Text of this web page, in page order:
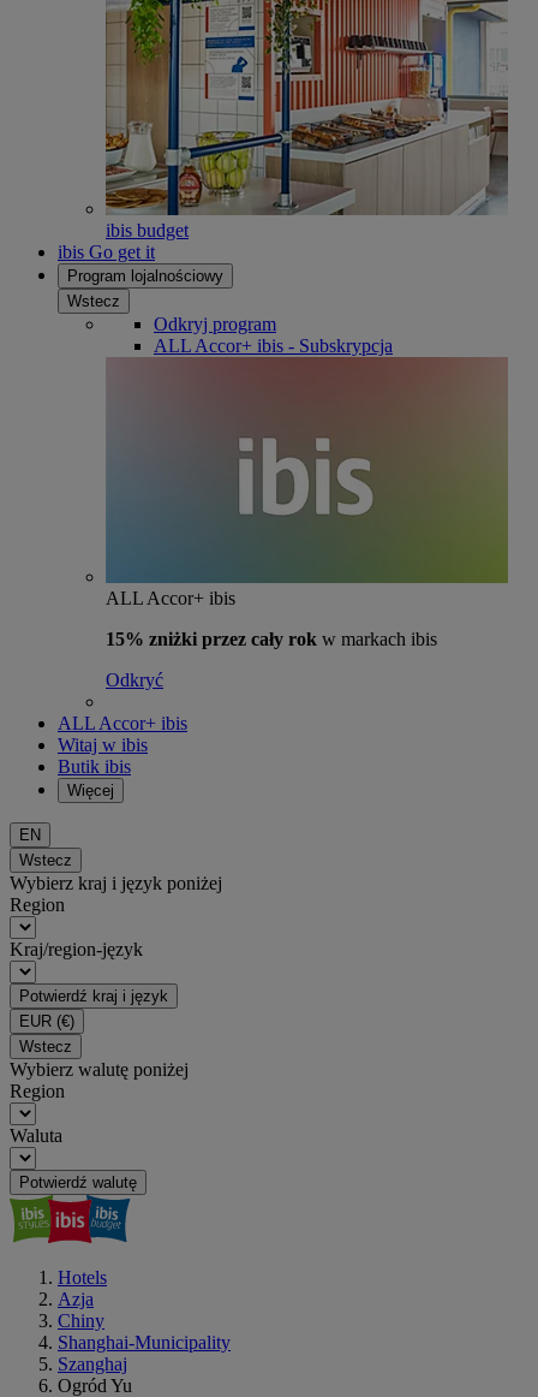
ibis budget
ibis Go get it
Program lojalnościowy
Wstecz
Odkryj program
ALL Accor+ ibis - Subskrypcja
ALL Accor+ ibis
15% zniżki przez cały rok w markach ibis
Odkryć
ALL Accor+ ibis
Witaj w ibis
Butik ibis
Więcej
EN
Wstecz
Wybierz kraj i język poniżej
Region
Kraj/region-język
Potwierdź kraj i język
EUR (€)
Wstecz
Wybierz walutę poniżej
Region
Waluta
Potwierdź walutę
Hotels
Azja
Chiny
Shanghai-Municipality
Szanghaj
Ogród Yu